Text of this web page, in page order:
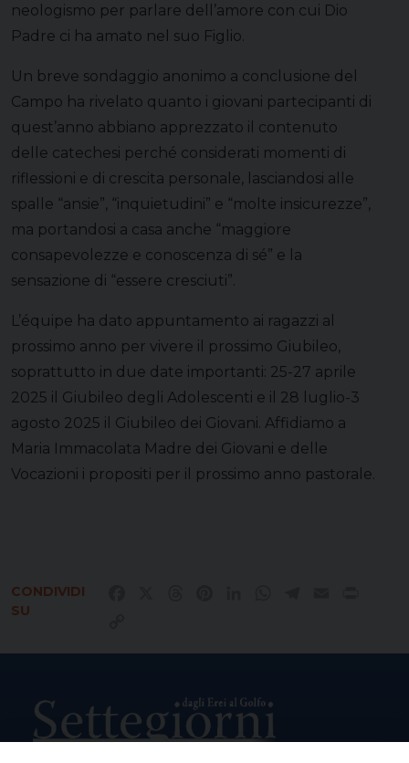
neologismo per parlare dell’amore con cui Dio
Padre ci ha amato nel suo Figlio.
Un breve sondaggio anonimo a conclusione del
Campo ha rivelato quanto i giovani partecipanti di
quest’anno abbiano apprezzato il contenuto
delle catechesi perché considerati momenti di
riflessioni e di crescita personale, lasciandosi alle
spalle “ansie”, “inquietudini” e “molte insicurezze”,
ma portandosi a casa anche “maggiore
consapevolezze e conoscenza di sé” e la
sensazione di “essere cresciuti”.
L’équipe ha dato appuntamento ai ragazzi al
prossimo anno per vivere il prossimo Giubileo,
soprattutto in due date importanti: 25-27 aprile
2025 il Giubileo degli Adolescenti e il 28 luglio-3
agosto 2025 il Giubileo dei Giovani. Affidiamo a
Maria Immacolata Madre dei Giovani e delle
Vocazioni i propositi per il prossimo anno pastorale.
CONDIVIDI
SU